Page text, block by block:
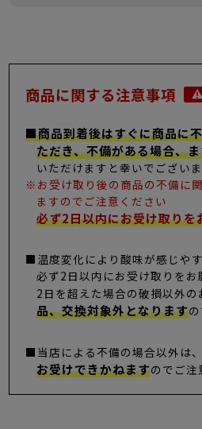
商品に関する注意事項
■商品到着後はすぐに商品に
ただき、不備がある場合、
いただけますと幸いでございま
※お受け取り後の商品の不備に
ますのでご注意ください
必ず2日以内にお受け取りを
■温度変化により酸味が感じやす
必ず2日以内にお受け取りをお
2日を超えた場合の破損以外
品、交換対象外となります
■当店による不備の場合以外は
お受けできかねますのでご注